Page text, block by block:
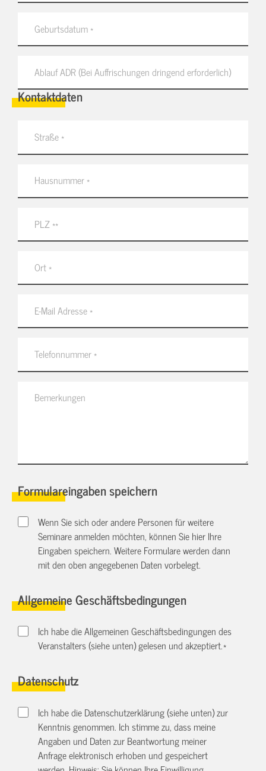
Kontaktdaten
Formulareingaben speichern
Wenn Sie sich oder andere Personen für weitere
Seminare anmelden möchten, können Sie hier Ihre
Eingaben speichern. Weitere Formulare werden dann
mit den oben angegebenen Daten vorbelegt.
Allgemeine Geschäftsbedingungen
Ich habe die Allgemeinen Geschäftsbedingungen des
Veranstalters (siehe unten) gelesen und akzeptiert.*
Datenschutz
Ich habe die Datenschutzerklärung (siehe unten) zur
Kenntnis genommen. Ich stimme zu, dass meine
Angaben und Daten zur Beantwortung meiner
Anfrage elektronisch erhoben und gespeichert